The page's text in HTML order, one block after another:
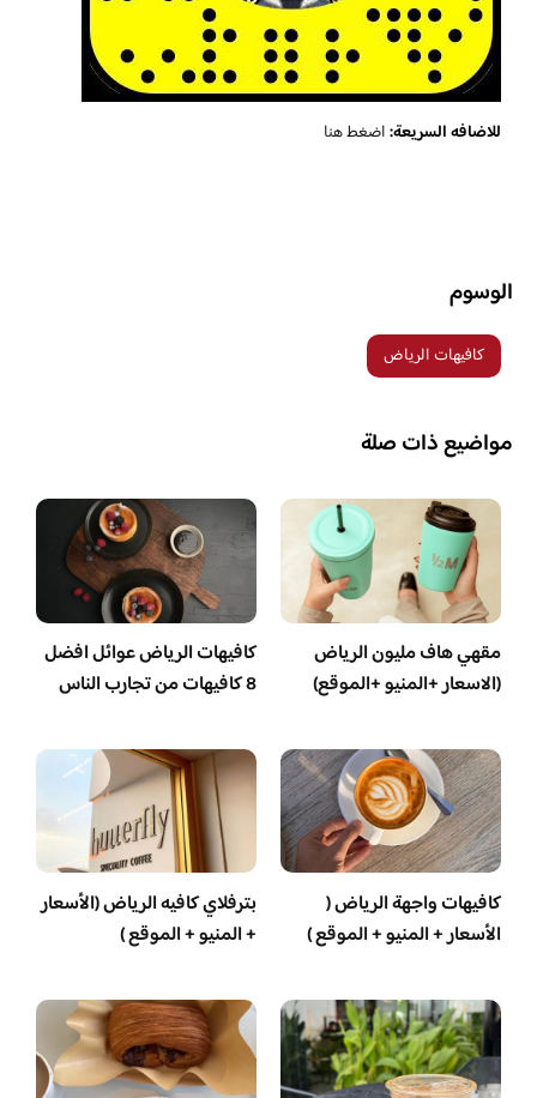
للاضافه السريعة:اضغط هنا
الوسوم
كافيهات الرياض
مواضيع ذات صلة
مقهي هاف مليون الرياض
(الاسعار +المنيو +الموقع)
كافيهات الرياض عوائل افضل
8 كافيهات من تجارب الناس
كافيهات واجهة الرياض (
الأسعار + المنيو + الموقع )
بترفلاي كافيه الرياض (الأسعار
+ المنيو + الموقع )